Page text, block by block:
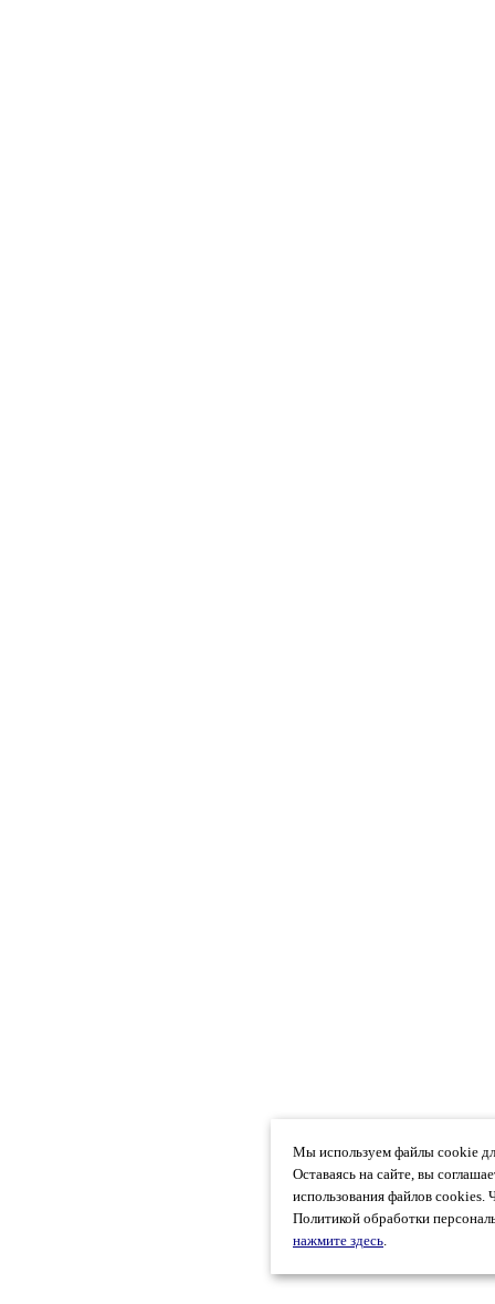
Мы используем файлы cookie
Оставаясь на сайте, вы
использования файлов cookies.
Политикой обработки
нажмите здесь.